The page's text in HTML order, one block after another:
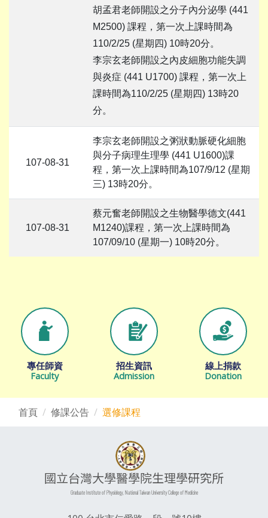
胡孟君老師開設之分子內分泌學 (441
M2500) 課程，第一次上課時間為
110/2/25 (星期四) 10時20分。
李宗玄老師開設之內皮細胞功能失調
與炎症 (441 U1700) 課程，第一次上
課時間為110/2/25 (星期四) 13時20
分。
107-08-31
李宗玄老師開設之粥狀動脈硬化細胞
與分子病理生理學 (441 U1600)課
程，第一次上課時間為107/9/12 (星期
三) 13時20分。
107-08-31
蔡元奮老師開設之生物醫學德文(441
M1240)課程，第一次上課時間為
107/09/10 (星期一) 10時20分。
專任師資
Faculty
招生資訊
Admission
線上捐款
Donation
首頁 修課公告 選修課程
國立台灣大學醫學院生理學研究所
Graduate Institute of Physiology, National Taiwan University College of Medicine